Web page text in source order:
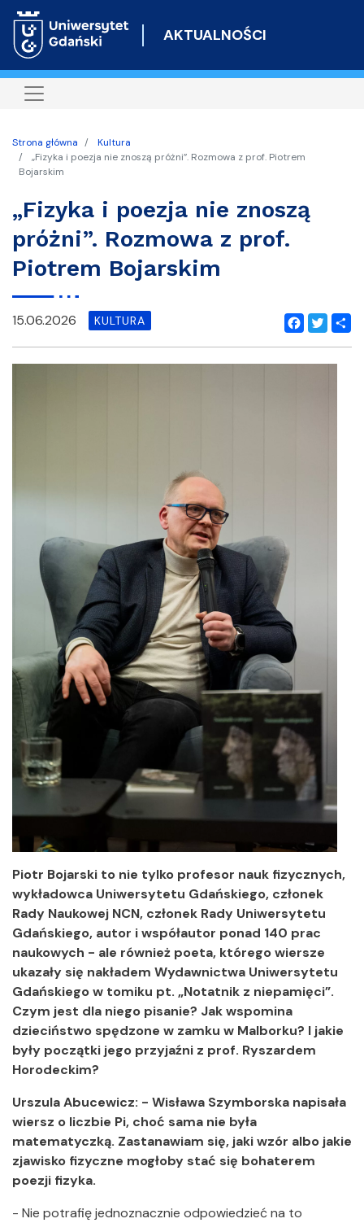
do
AKTUALNOŚCI
Strona główna
Kultura
„Fizyka i poezja nie znoszą próżni”. Rozmowa z prof. Piotrem
Bojarskim
„Fizyka i poezja nie znoszą
próżni”. Rozmowa z prof.
Piotrem Bojarskim
Facebook
Twitter
15.06.2026 KULTURA
Piotr Bojarski to nie tylko profesor nauk fizycznych,
wykładowca Uniwersytetu Gdańskiego, członek
Rady Naukowej NCN, członek Rady Uniwersytetu
Gdańskiego, autor i współautor ponad 140 prac
naukowych - ale również poeta, którego wiersze
ukazały się nakładem Wydawnictwa Uniwersytetu
Gdańskiego w tomiku pt. „Notatnik z niepamięci”.
Czym jest dla niego pisanie? Jak wspomina
dzieciństwo spędzone w zamku w Malborku? I jakie
były początki jego przyjaźni z prof. Ryszardem
Horodeckim?
Urszula Abucewicz: - Wisława Szymborska napisała
wiersz o liczbie Pi, choć sama nie była
matematyczką. Zastanawiam się, jaki wzór albo jakie
zjawisko fizyczne mogłoby stać się bohaterem
poezji fizyka.
- Nie potrafię jednoznacznie odpowiedzieć na to